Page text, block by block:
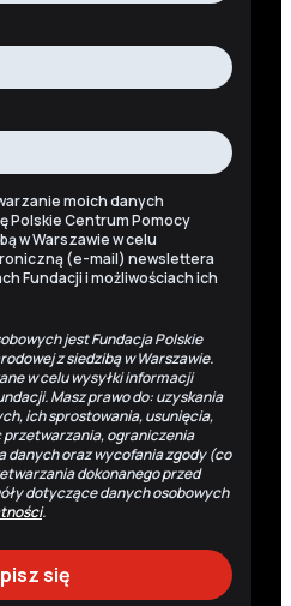
moich danych
Polskie Centrum Pomocy
w Warszawie w celu
(e-mail) newslettera
Fundacji i możliwościach ich
jest Fundacja Polskie
z siedzibą w Warszawie.
w celu wysyłki informacji
Masz prawo do: uzyskania
ich sprostowania, usunięcia,
przetwarzania, ograniczenia
danych oraz wycofania zgody (co
dokonanego przed
dotyczące danych osobowych
.